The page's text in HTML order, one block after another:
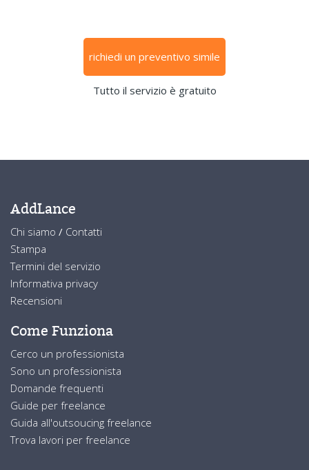
richiedi un preventivo simile
Tutto il servizio è gratuito
AddLance
Chi siamo / Contatti
Stampa
Termini del servizio
Informativa privacy
Recensioni
Come Funziona
Cerco un professionista
Sono un professionista
Domande frequenti
Guide per freelance
Guida all'outsoucing freelance
Trova lavori per freelance